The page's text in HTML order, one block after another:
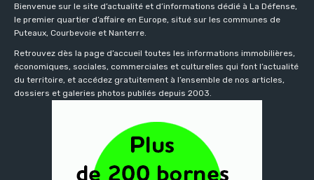
Bienvenue sur le site d’actualité et d’informations dédié à La Défense,
le premier quartier d’affaire en Europe, situé sur les communes de
Puteaux, Courbevoie et Nanterre.
Retrouvez dès la page d’accueil toutes les informations immobilières,
économiques, sociales, commerciales et culturelles qui font l’actualité
du territoire, et accédez gratuitement à l’ensemble de nos articles,
dossiers et galeries photos publiés depuis 2003.